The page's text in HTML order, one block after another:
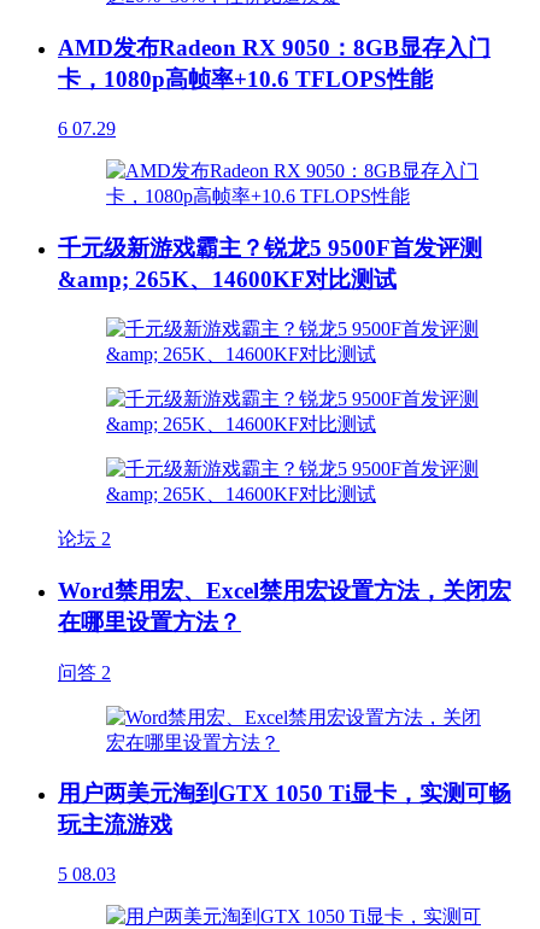
AMD发布Radeon RX 9050：8GB显存入门
卡，1080p高帧率+10.6 TFLOPS性能
6 07.29
千元级新游戏霸主？锐龙5 9500F首发评测
&amp; 265K、14600KF对比测试
论坛 2
Word禁用宏、Excel禁用宏设置方法，关闭宏
在哪里设置方法？
问答 2
用户两美元淘到GTX 1050 Ti显卡，实测可畅
玩主流游戏
5 08.03